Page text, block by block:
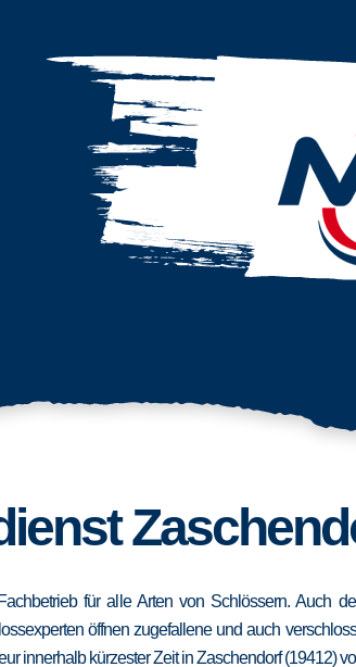
für alle Arten von Schlössern. Auch
öffnen zugefallene und auch
innerhalb kürzester Zeit in Zaschendorf (19412)